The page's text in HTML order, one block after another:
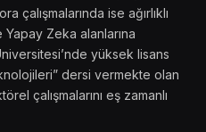
çalışmalarında ise ağırlıklı
Zeka alanlarına
yüksek lisans
dersi vermekte olan
çalışmalarını eş zamanlı